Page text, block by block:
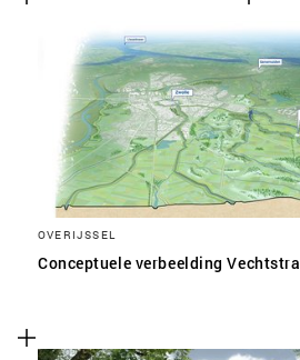
OVERIJSSEL
Conceptuele verbeelding